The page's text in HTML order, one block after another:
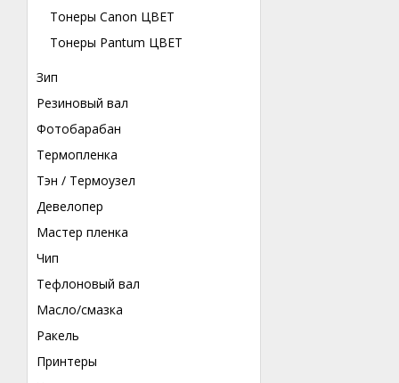
Тонеры Canon ЦВЕТ
Тонеры Pantum ЦВЕТ
Зип
Резиновый вал
Фотобарабан
Термопленка
Тэн / Термоузел
Девелопер
Мастер пленка
Чип
Тефлоновый вал
Масло/смазка
Ракель
Принтеры